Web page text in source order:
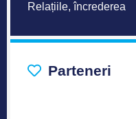
Relațiile, încrederea
Parteneri